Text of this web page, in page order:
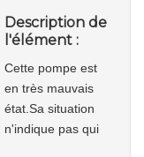
Description de
l'élément :
Cette pompe est
en très mauvais
état.Sa situation
n'indique pas qui